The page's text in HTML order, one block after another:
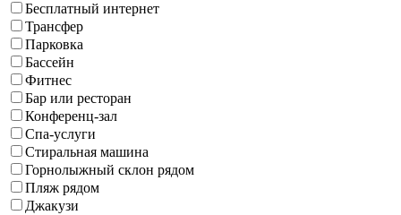
Бесплатный интернет
Трансфер
Парковка
Бассейн
Фитнес
Бар или ресторан
Конференц-зал
Спа-услуги
Стиральная машина
Горнолыжный склон рядом
Пляж рядом
Джакузи